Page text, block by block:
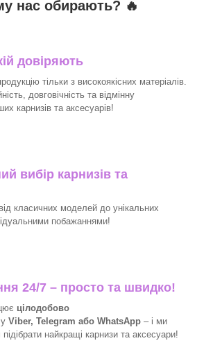
нас обирають? 🔥
довіряють
тільки з високоякісних матеріалів.
довговічність та відмінну
карнизів та аксесуарів!​
вибір карнизів та
класичних моделей до унікальних
побажаннями!​
24/7 – просто та швидко!
цілодобово
Viber, Telegram або WhatsApp – і ми
найкращі карнизи та аксесуари!